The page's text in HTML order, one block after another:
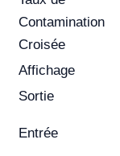
Contamination
Croisée
Affichage
Sortie
Entrée